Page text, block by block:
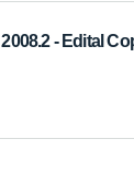
2008.2 - Edital